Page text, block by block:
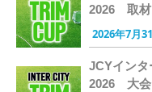
2026 取材
2026年7月
JCYインタ
2026 大会